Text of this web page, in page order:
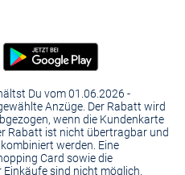
Du vom 01.06.2026 -
Anzüge. Der Rabatt wird
wenn die Kundenkarte
Rabatt ist nicht übertragbar und
werden. Eine
Card sowie die
sind nicht möglich.